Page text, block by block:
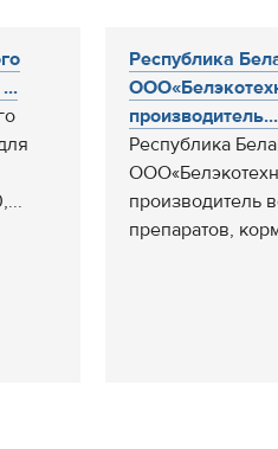
Республика
производитель...
Республика
производитель
препаратов,